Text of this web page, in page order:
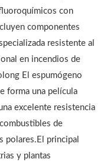
con
componentes
resistente al
en incendios de
El espumógeno
forma una película
excelente resistencia
de
polares.El principal
y plantas